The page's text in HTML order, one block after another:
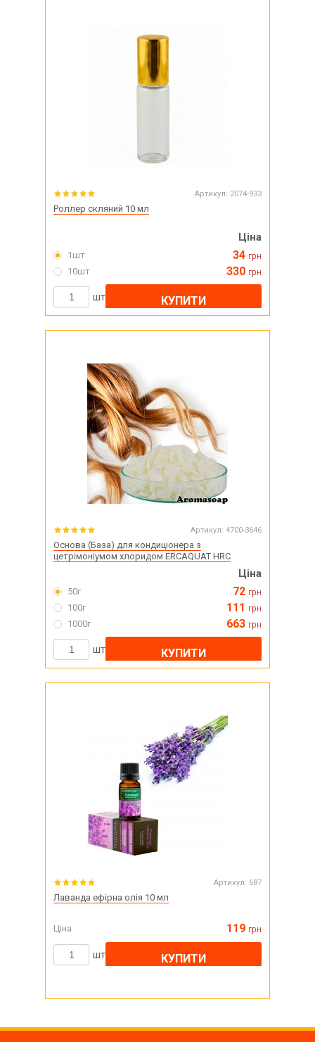
Артикул: 2074-933
Роллер скляний 10 мл
Ціна
1шт 34 грн
10шт 330 грн
шт КУПИТИ
Артикул: 4700-3646
Основа (База) для кондиціонера з
цетрімоніумом хлоридом ERCAQUAT HRC
Ціна
50г 72 грн
100г 111 грн
1000г 663 грн
шт КУПИТИ
Артикул: 687
Лаванда ефірна олія 10 мл
Ціна 119 грн
шт КУПИТИ